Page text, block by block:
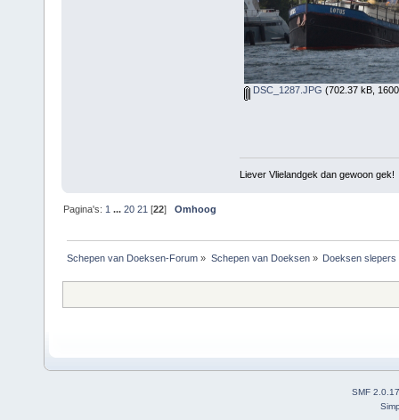
DSC_1287.JPG (702.37 kB,
Liever Vlielandgek dan gewoon gek!
Pagina's: 1 ...20 21 [22]Omhoog
Schepen van Doeksen-Forum » Schepen van Doeksen» Doeksen slepers
SMF 2.0.17